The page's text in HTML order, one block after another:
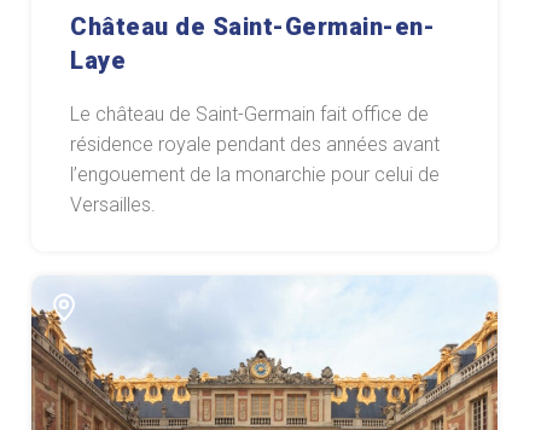
Château de Saint-Germain-en-
Laye
Le château de Saint-Germain fait office de
résidence royale pendant des années avant
l’engouement de la monarchie pour celui de
Versailles.